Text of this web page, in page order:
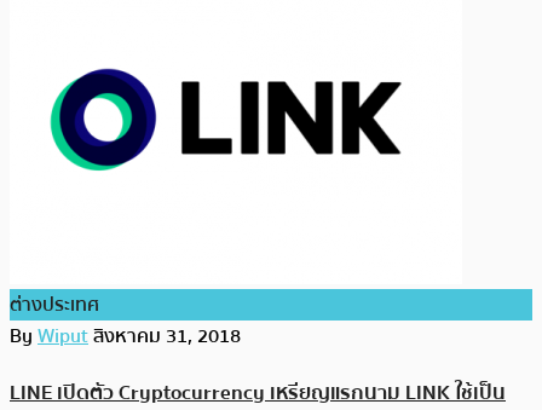
ต่างประเทศ
ByWiputสิงหาคม 31, 2018
LINE เปิดตัว Cryptocurrency เหรียญแรกนาม LINK ใช้เป็น